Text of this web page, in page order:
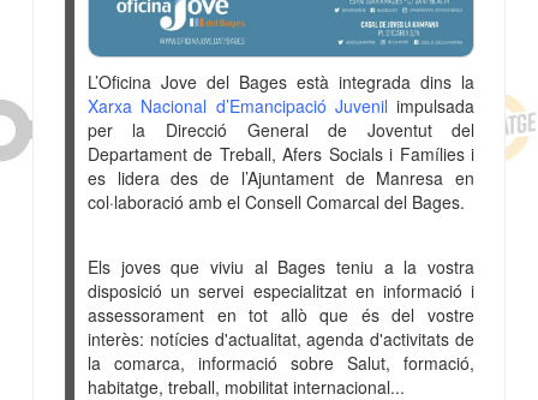
L’Oficina Jove del Bages està integrada dins la
Xarxa Nacional d’Emancipació Juvenil impulsada
per la Direcció General de Joventut del
Departament de Treball, Afers Socials i Famílies i
es lidera des de l’Ajuntament de Manresa en
col·laboració amb el Consell Comarcal del Bages.
Els joves que viviu al Bages teniu a la vostra
disposició un servei especialitzat en informació i
assessorament en tot allò que és del vostre
interès: notícies d'actualitat, agenda d'activitats de
la comarca, informació sobre Salut, formació,
habitatge, treball, mobilitat internacional...